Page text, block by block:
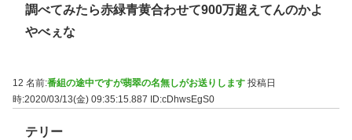
調べてみたら赤緑青黄合わせて900万超えてんのかよ
やべぇな
12 名前:番組の途中ですが翡翠の名無しがお送りします 投稿日
時:2020/03/13(金) 09:35:15.887
ID:cDhwsEgS0
テリー